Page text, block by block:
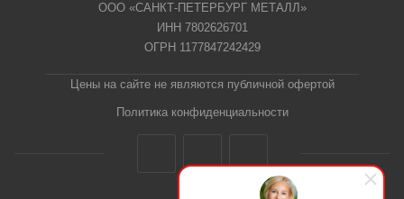
ООО «САНКТ-ПЕТЕРБУРГ МЕТАЛЛ»
ИНН 7802626701
ОГРН 1177847242429
Цены на сайте не являются публичной офертой
Политика конфиденциальности